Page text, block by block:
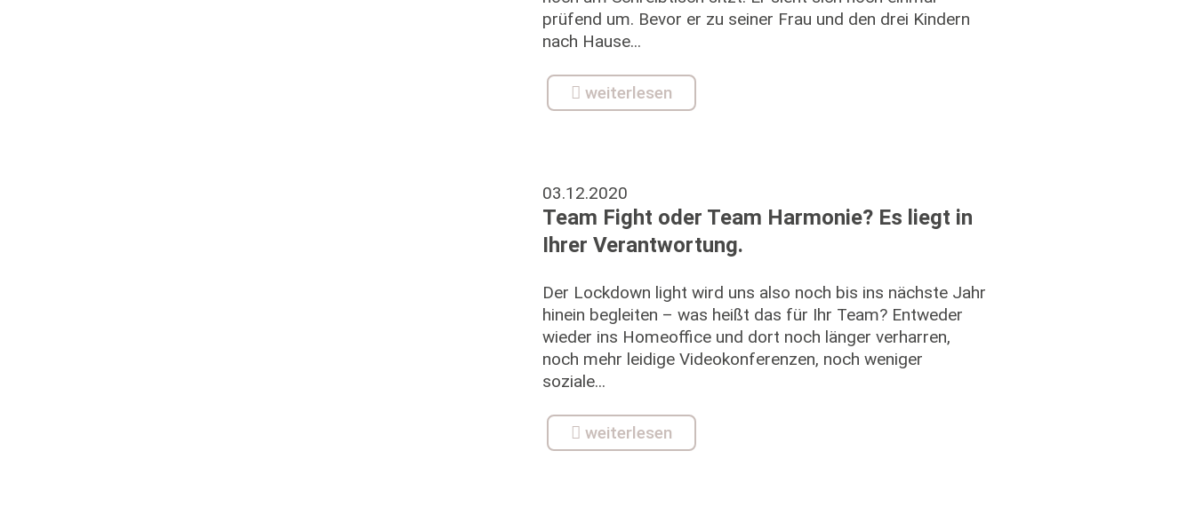
prüfend um. Bevor er zu seiner Frau und den drei Kindern
nach Hause...
weiterlesen
03.12.2020
Team Fight oder Team Harmonie? Es liegt in
Ihrer Verantwortung.
Der Lockdown light wird uns also noch bis ins nächste Jahr
hinein begleiten – was heißt das für Ihr Team? Entweder
wieder ins Homeoffice und dort noch länger verharren,
noch mehr leidige Videokonferenzen, noch weniger
soziale...
weiterlesen